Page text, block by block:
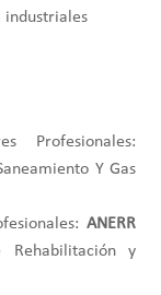
industriales
Profesionales:
Y Gas
ANERR
Rehabilitación y